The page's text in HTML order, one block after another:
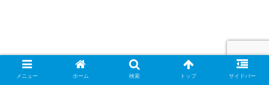
メニュー ホーム 検索 トップ サイドバー